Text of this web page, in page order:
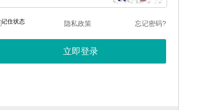
记住状态 隐私政策 忘记密码?